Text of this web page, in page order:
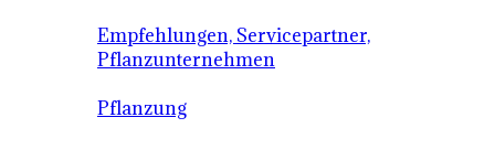
Empfehlungen, Servicepartner,
Pflanzunternehmen
Pflanzung